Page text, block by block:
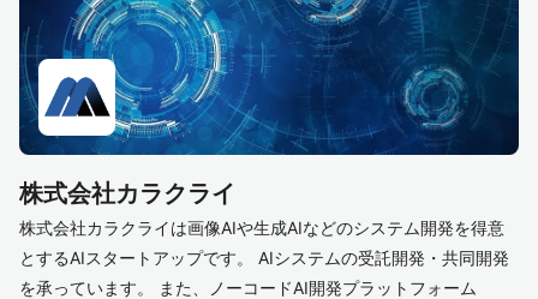
株式会社カラクライ
株式会社カラクライは画像AIや生成AIなどのシステム開発を得意
とするAIスタートアップです。 AIシステムの受託開発・共同開発
を承っています。 また、ノーコードAI開発プラットフォーム